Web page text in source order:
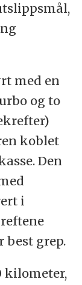
med en
og to
koblet
Den
i
best grep.
kilometer,